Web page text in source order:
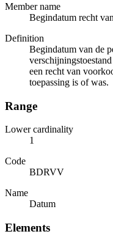
Member name
Begindatum recht
Definition
Begindatum van de
een recht van
toepassing is of was.
Range
Lower cardinality
1
Code
BDRVV
Name
Datum
Elements